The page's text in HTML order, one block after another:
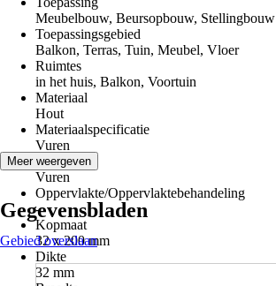
Meubelbouw, Beursopbouw, Stellingbouw
Toepassingsgebied
Balkon, Terras, Tuin, Meubel, Vloer
Ruimtes
in het huis, Balkon, Voortuin
Materiaal
Hout
Materiaalspecificatie
Vuren
Houtsoort
Vuren
Oppervlakte/Oppervlaktebehandeling
-
Kopmaat
32 x 200 mm
Dikte
32 mm
Meer weergeven
Gegevensbladen
Gebied overslaan